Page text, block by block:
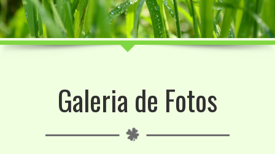
Galeria de Fotos